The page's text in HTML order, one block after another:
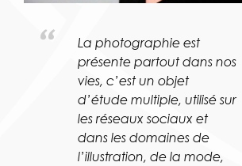
La photographie est
présente partout dans nos
vies, c’est un objet
d’étude multiple, utilisé sur
les réseaux sociaux et
dans les domaines de
l’illustration, de la mode,